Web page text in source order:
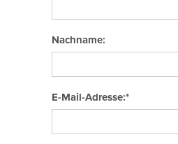
Nachname:
E-Mail-Adresse:*